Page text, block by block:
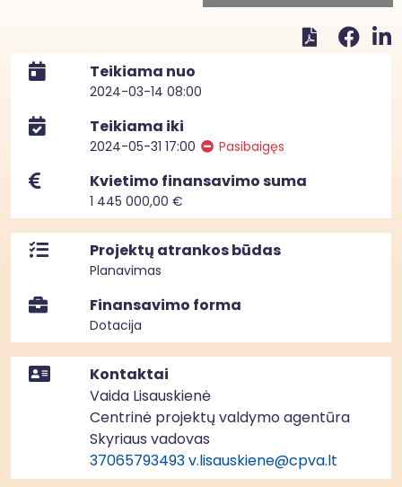
Teikiama nuo
2024-03-14 08:00
Teikiama iki
2024-05-31 17:00 Pasibaigęs
Kvietimo finansavimo suma
1 445 000,00 €
Projektų atrankos būdas
Planavimas
Finansavimo forma
Dotacija
Kontaktai
Vaida Lisauskienė
Centrinė projektų valdymo agentūra
Skyriaus vadovas
37065793493v.lisauskiene@cpva.lt